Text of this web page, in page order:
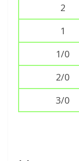
2
1
1/0
2/0
3/0